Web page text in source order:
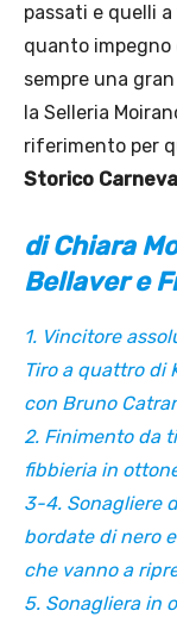
passati e quelli
quanto
sempre una
la Selleria
riferimento per
Storico
di Chiara
Bellaver e
1. Vincitore
Tiro a quattro di
con Bruno
2. Finimento da
fibbieria in
3-4. Sonagliere
bordate di nero
che vanno a
5. Sonagliera in